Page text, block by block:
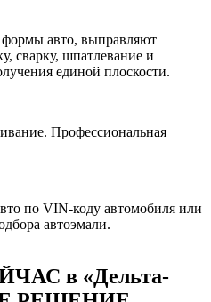
авто, выправляют
сварку, шпатлевание и
единой плоскости.
Профессиональная
по VIN-коду автомобиля или
автоэмали.
в «Дельта-